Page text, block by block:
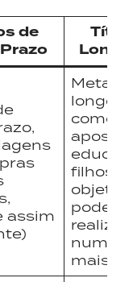
de
assim
Metas
longo
como
filhos
podem
num
mais